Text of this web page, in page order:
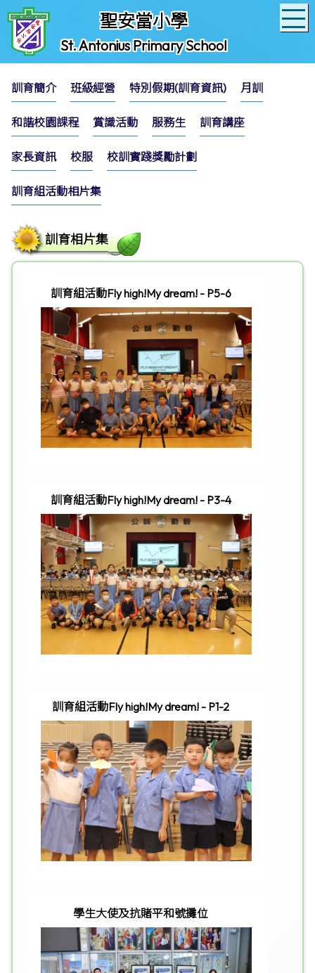
聖安當小學
St. Antonius Primary School
訓育簡介 班級經營 特別假期(訓育資訊) 月訓
和諧校園課程 賞識活動 服務生 訓育講座
家長資訊 校服 校訓實踐獎勵計劃
訓育組活動相片集
訓育相片集
訓育組活動Fly high!My dream! - P5-6
訓育組活動Fly high!My dream! - P3-4
訓育組活動Fly high!My dream! - P1-2
學生大使及抗賭平和號攤位